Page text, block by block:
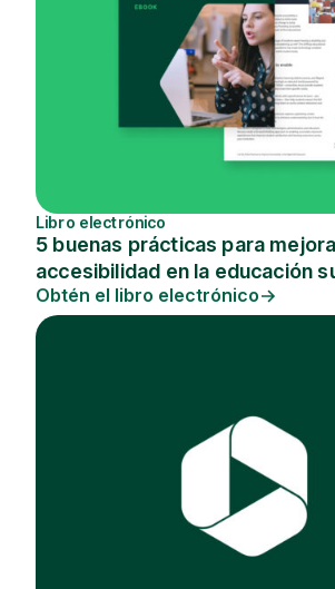
Libro electrónico
5 buenas prácticas para
accesibilidad en la educación
Obtén el libro electrónico